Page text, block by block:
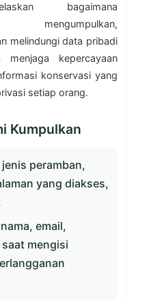
bagaimana
melindungi data pribadi
menjaga kepercayaan
konservasi yang
setiap orang.
Kumpulkan
jenis peramban,
yang diakses,
email,
mengisi